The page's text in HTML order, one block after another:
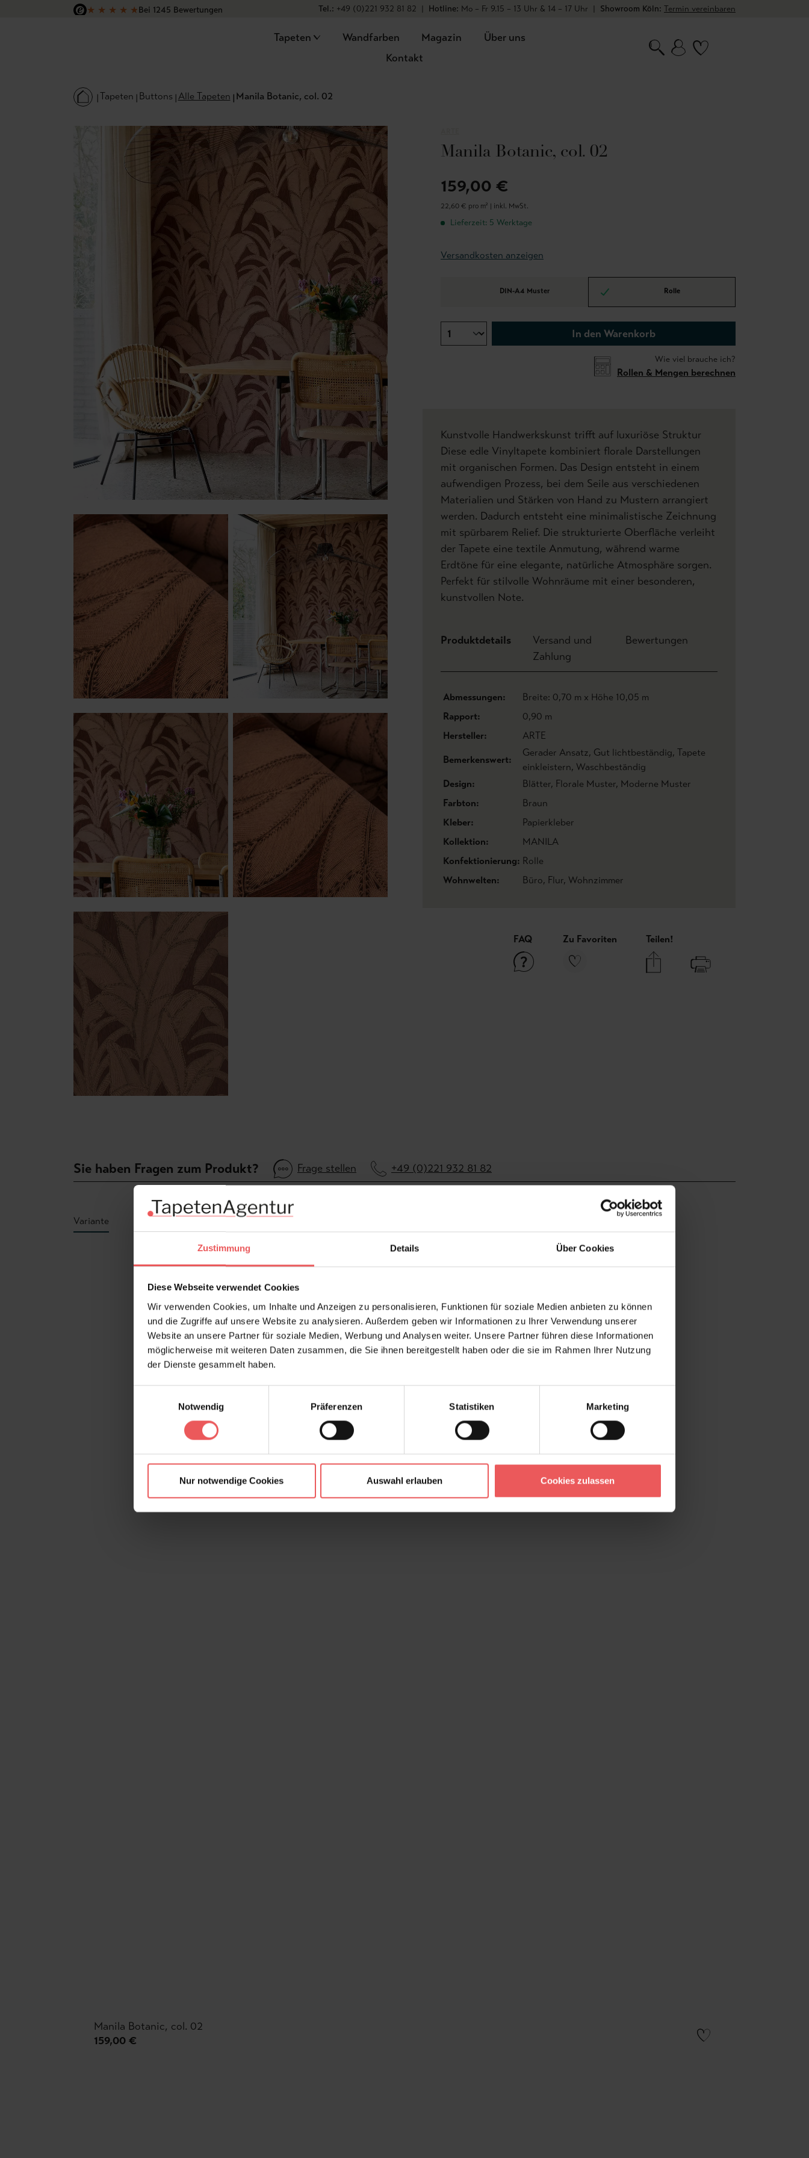
Zustimmung Details Über Cookies
Diese Webseite verwendet Cookies
Wir verwenden Cookies, um Inhalte und Anzeigen zu personalisieren, Funktionen für soziale Medien anbieten zu können
und die Zugriffe auf unsere Website zu analysieren. Außerdem geben wir Informationen zu Ihrer Verwendung unserer
Website an unsere Partner für soziale Medien, Werbung und Analysen weiter. Unsere Partner führen diese Informationen
möglicherweise mit weiteren Daten zusammen, die Sie ihnen bereitgestellt haben oder die sie im Rahmen Ihrer Nutzung
der Dienste gesammelt haben.
Notwendig
Präferenzen Statistiken Marketing
Nur notwendige Cookies Auswahl erlauben Cookies zulassen
Hauptinhalt springen
Zur Suche springen
Zur Hauptnavigation springen
★ ★ ★ ★ ★Bei 1245 Bewertungen
Tel.: +49 (0)221 932 81 82 | Hotline: Mo – Fr 9.15 – 13 Uhr & 14 – 17 Uhr | Showroom Köln: Termin vereinbaren
Tapeten Wandfarben Magazin
Über uns
Kontakt
Tapeten Buttons Alle Tapeten Manila Botanic, col. 02
Manila Botanic, col. 02
159,00 €
22,60 € pro m² | inkl. MwSt.
Lieferzeit: 5 Werktage
Versandkosten anzeigen
DIN-A4 Muster Rolle
In den Warenkorb
Wie viel brauche ich?
Rollen & Mengen berechnen
Kunstvolle Handwerkskunst trifft auf luxuriöse Struktur
Diese edle Vinyltapete kombiniert florale Darstellungen
mit organischen Formen. Das Design entsteht in einem
aufwendigen Prozess, bei dem Seile aus verschiedenen
Materialien und Stärken von Hand zu Mustern arrangiert
werden. Dadurch entsteht eine minimalistische Zeichnung
mit spürbarem Relief. Die strukturierte Oberfläche verleiht
der Tapete eine textile Anmutung, während warme
Erdtöne für eine elegante, natürliche Atmosphäre sorgen.
Perfekt für stilvolle Wohnräume mit einer besonderen,
kunstvollen Note.
Produktdetails
Versand und
Zahlung
Bewertungen
Abmessungen:
Breite: 0,70 m x Höhe 10,05 m
Rapport:
0,90 m
Hersteller:
ARTE
Bemerkenswert:
Gerader Ansatz, Gut lichtbeständig, Tapete
einkleistern, Waschbeständig
Design:
Blätter, Florale Muster, Moderne Muster
Farbton:
Braun
Kleber:
Papierkleber
Kollektion:
MANILA
Konfektionierung: Rolle
Wohnwelten:
Büro, Flur, Wohnzimmer
FAQ Zu Favoriten Teilen!
Sie haben Fragen zum Produkt? Frage stellen +49 (0)221 932 81 82
Variante
Manila Botanic, col. 02
159,00 €